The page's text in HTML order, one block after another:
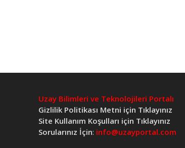
Uzay Bilimleri ve Teknolojileri Portalı
Gizlilik Politikası Metni için Tıklayınız
Site Kullanım Koşulları için Tıklayınız
Sorularınız İçin: info@uzayportal.com